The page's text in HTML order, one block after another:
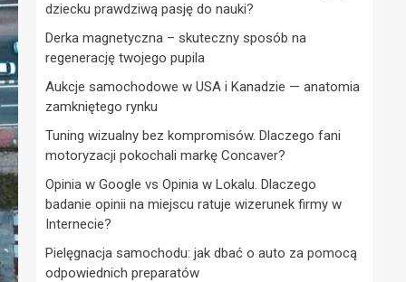
dziecku prawdziwą pasję do nauki?
Derka magnetyczna – skuteczny sposób na
regenerację twojego pupila
Aukcje samochodowe w USA i Kanadzie — anatomia
zamkniętego rynku
Tuning wizualny bez kompromisów. Dlaczego fani
motoryzacji pokochali markę Concaver?
Opinia w Google vs Opinia w Lokalu. Dlaczego
badanie opinii na miejscu ratuje wizerunek firmy w
Internecie?
Pielęgnacja samochodu: jak dbać o auto za pomocą
odpowiednich preparatów